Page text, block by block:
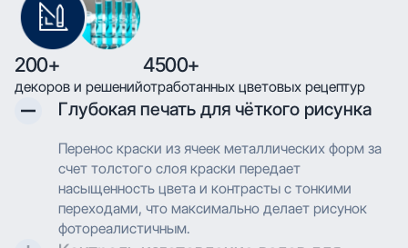
200+
декоров и решений
4500+
отработанных цветовых рецептур
Глубокая печать для чёткого рисунка
Перенос краски из ячеек металлических форм за
счет толстого слоя краски передает
насыщенность цвета и контрасты с тонкими
переходами, что максимально делает рисунок
фотореалистичным.